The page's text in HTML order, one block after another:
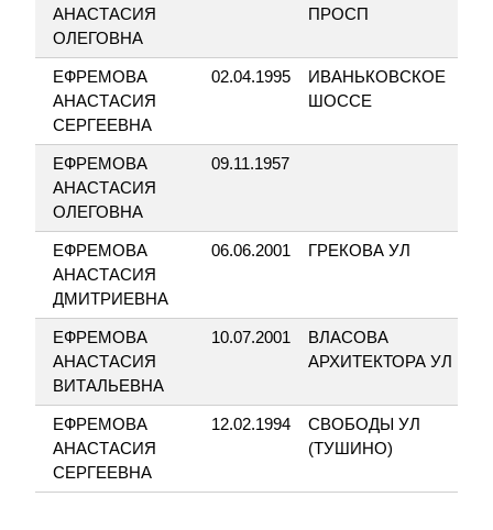
АНАСТАСИЯ
ОЛЕГОВНА
ПРОСП
ЕФРЕМОВА
АНАСТАСИЯ
СЕРГЕЕВНА
02.04.1995
ИВАНЬКОВСКОЕ
ШОССЕ
ЕФРЕМОВА
АНАСТАСИЯ
ОЛЕГОВНА
09.11.1957
ЕФРЕМОВА
АНАСТАСИЯ
ДМИТРИЕВНА
06.06.2001 ГРЕКОВА УЛ
ЕФРЕМОВА
АНАСТАСИЯ
ВИТАЛЬЕВНА
10.07.2001
ВЛАСОВА
АРХИТЕКТОРА УЛ
ЕФРЕМОВА
АНАСТАСИЯ
СЕРГЕЕВНА
12.02.1994
СВОБОДЫ УЛ
(ТУШИНО)